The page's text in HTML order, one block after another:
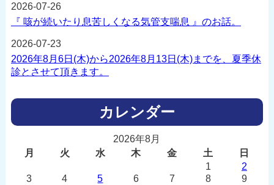
『 咳が続いたり息苦しくなる気管支喘息 』のお話。
2026-07-26
2026年8月6日(木)から2026年8月13日(木)までを、夏季休
診とさせて頂きます。
2026-07-23
カレンダー
2026年8月
月
火 水 木 金 土
日
1
2
3
4 5 6 7 8 9